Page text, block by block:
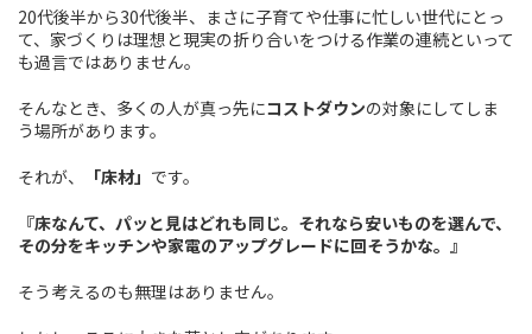
20代後半から30代後半、まさに子育てや仕事に忙しい世代にとっ
て、家づくりは理想と現実の折り合いをつける作業の連続といって
も過言ではありません。
そんなとき、多くの人が真っ先にコストダウンの対象にしてしま
う場所があります。
それが、
「床材」 です。
『床なんて、パッと見はどれも同じ。それなら安いものを選んで、
その分をキッチンや家電のアップグレードに回そうかな。』
そう考えるのも無理はありません。